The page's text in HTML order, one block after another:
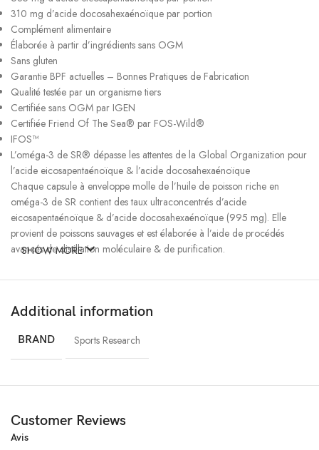
310 mg d’acide docosahexaénoïque par portion
Complément alimentaire
Élaborée à partir d’ingrédients sans OGM
Sans gluten
Garantie BPF actuelles – Bonnes Pratiques de Fabrication
Qualité testée par un organisme tiers
Certifiée sans OGM par IGEN
Certifiée Friend Of The Sea® par FOS-Wild®
IFOS™
L’oméga-3 de SR® dépasse les attentes de la Global Organization pour
l’acide eicosapentaénoïque & l’acide docosahexaénoïque
Chaque capsule à enveloppe molle de l’huile de poisson riche en
oméga-3 de SR contient des taux ultraconcentrés d’acide
eicosapentaénoïque & d’acide docosahexaénoïque (995 mg). Elle
provient de poissons sauvages et est élaborée à l’aide de procédés
avancés de distillation moléculaire & de purification.
Capsule à enveloppe molle d’huile de poisson riche en oméga-3 de
standard
* Chaque capsule à enveloppe molle d’oméga-3 de SR® contient
>85 % du total d’oméga-3 sous forme de triglycérides (TG▴).
▴Sous forme de triglycérides (TG) rTG
Détails
SHOW MORE
Additional information
BRAND Sports Research
Customer Reviews
Avis